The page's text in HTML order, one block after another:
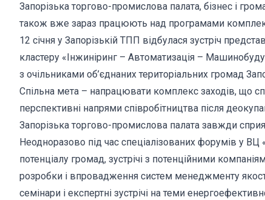
Запорізька торгово-промислова палата, бізнес і
також вже зараз працюють над програмами
12 січня у Запорізькій ТПП відбулася зустріч
кластеру «Інжиніринг – Автоматизація –
з очільниками об’єднаних територіальних громад
Спільна мета – напрацювати комплекс заходів, що
перспективні напрями співробітництва після
Запорізька торгово-промислова палата завжди
Неодноразово під час спеціалізованих форумів у
потенціалу громад, зустрічі з потенційними
розробки і впровадження систем менеджменту
семінари і експертні зустрічі на теми